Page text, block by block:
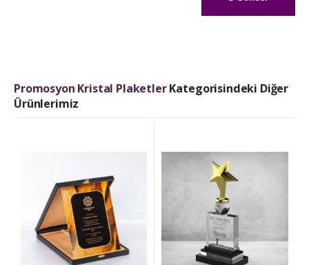
Promosyon Kristal PlaketlerKategorisindeki Diğer
Ürünlerimiz